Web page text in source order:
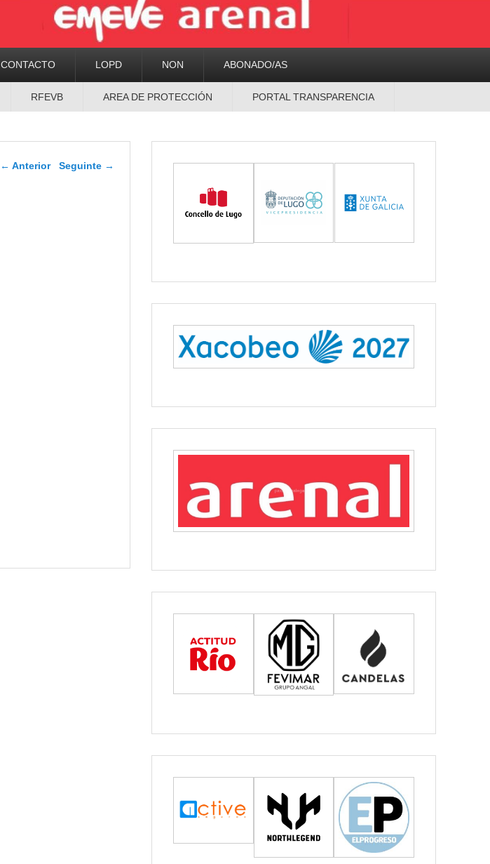
CONTACTO LOPD NON ABONADO/AS
RFEVB AREA DE PROTECCIÓN PORTAL TRANSPARENCIA
Navegador de artigos
← Anterior Seguinte →